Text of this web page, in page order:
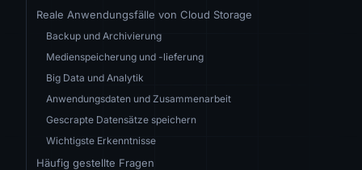
Reale Anwendungsfälle von Cloud Storage
Backup und Archivierung
Medienspeicherung und -lieferung
Big Data und Analytik
Anwendungsdaten und Zusammenarbeit
Gescrapte Datensätze speichern
Wichtigste Erkenntnisse
Häufig gestellte Fragen